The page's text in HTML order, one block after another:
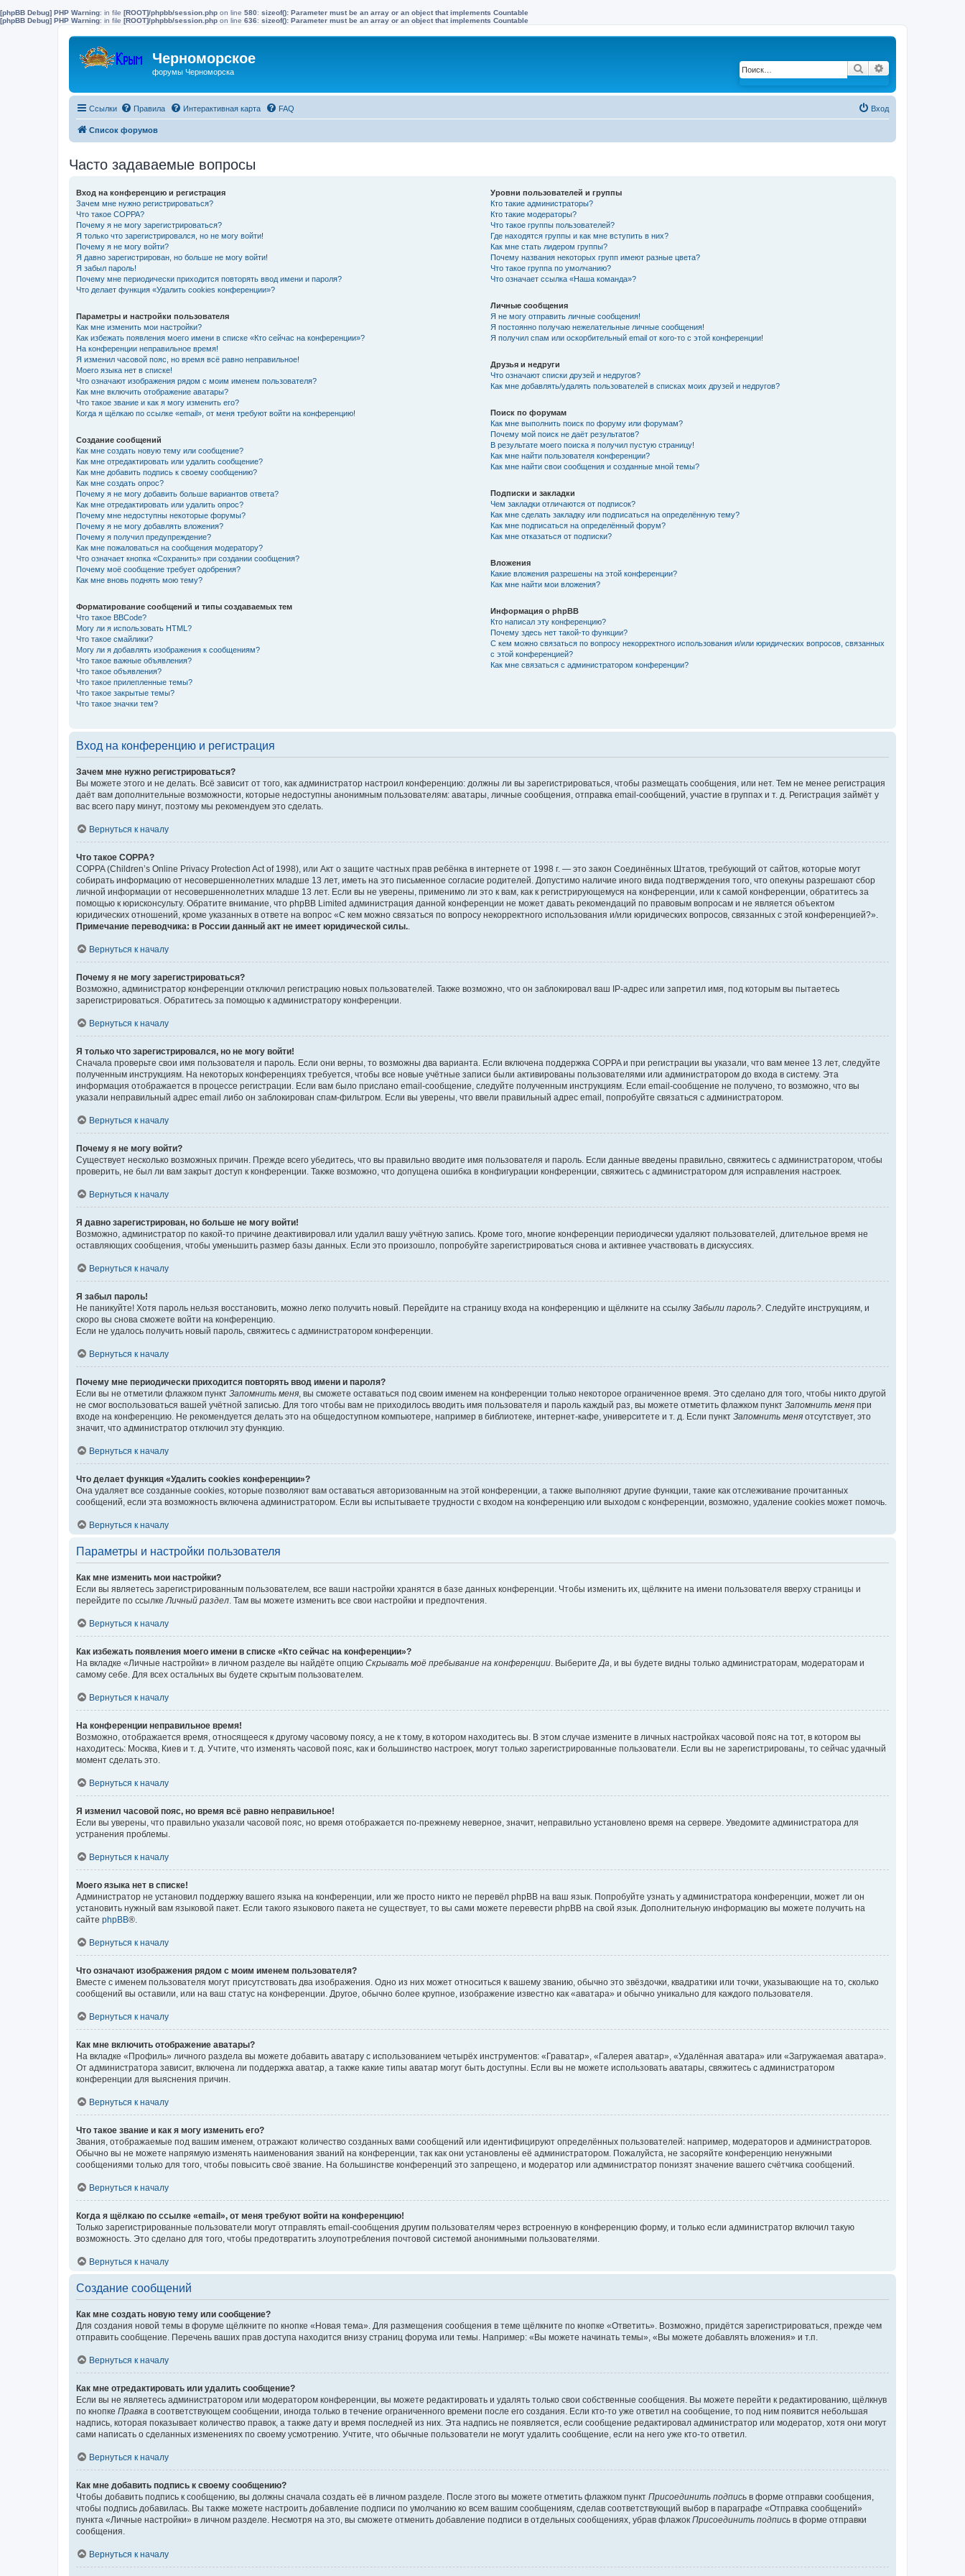
[phpBB Debug] PHP Warning: in file [ROOT]/phpbb/session.php on line 580: sizeof(): Parameter must be an array or an object that implements Countable
[phpBB Debug] PHP Warning: in file [ROOT]/phpbb/session.php on line 636: sizeof(): Parameter must be an array or an object that implements Countable
Черноморское
форумы Черноморска Поиск
Ссылки Правила Интерактивная карта FAQ Вход
Список форумов
Часто задаваемые вопросы
Вход на конференцию и регистрация
Зачем мне нужно регистрироваться?
Что такое COPPA?
Почему я не могу зарегистрироваться?
Я только что зарегистрировался, но не могу войти!
Почему я не могу войти?
Я давно зарегистрирован, но больше не могу войти!
Я забыл пароль!
Почему мне периодически приходится повторять ввод имени и пароля?
Что делает функция «Удалить cookies конференции»?
Параметры и настройки пользователя
Как мне изменить мои настройки?
Как избежать появления моего имени в списке «Кто сейчас на конференции»?
На конференции неправильное время!
Я изменил часовой пояс, но время всё равно неправильное!
Моего языка нет в списке!
Что означают изображения рядом с моим именем пользователя?
Как мне включить отображение аватары?
Что такое звание и как я могу изменить его?
Когда я щёлкаю по ссылке «email», от меня требуют войти на конференцию!
Создание сообщений
Как мне создать новую тему или сообщение?
Как мне отредактировать или удалить сообщение?
Как мне добавить подпись к своему сообщению?
Как мне создать опрос?
Почему я не могу добавить больше вариантов ответа?
Как мне отредактировать или удалить опрос?
Почему мне недоступны некоторые форумы?
Почему я не могу добавлять вложения?
Почему я получил предупреждение?
Как мне пожаловаться на сообщения модератору?
Что означает кнопка «Сохранить» при создании сообщения?
Почему моё сообщение требует одобрения?
Как мне вновь поднять мою тему?
Форматирование сообщений и типы создаваемых тем
Что такое BBCode?
Могу ли я использовать HTML?
Что такое смайлики?
Могу ли я добавлять изображения к сообщениям?
Что такое важные объявления?
Что такое объявления?
Что такое прилепленные темы?
Что такое закрытые темы?
Что такое значки тем?
Уровни пользователей и группы
Кто такие администраторы?
Кто такие модераторы?
Что такое группы пользователей?
Где находятся группы и как мне вступить в них?
Как мне стать лидером группы?
Почему названия некоторых групп имеют разные цвета?
Что такое группа по умолчанию?
Что означает ссылка «Наша команда»?
Личные сообщения
Я не могу отправить личные сообщения!
Я постоянно получаю нежелательные личные сообщения!
Я получил спам или оскорбительный email от кого-то с этой конференции!
Друзья и недруги
Что означают списки друзей и недругов?
Как мне добавлять/удалять пользователей в списках моих друзей и недругов?
Поиск по форумам
Как мне выполнить поиск по форуму или форумам?
Почему мой поиск не даёт результатов?
В результате моего поиска я получил пустую страницу!
Как мне найти пользователя конференции?
Как мне найти свои сообщения и созданные мной темы?
Подписки и закладки
Чем закладки отличаются от подписок?
Как мне сделать закладку или подписаться на определённую тему?
Как мне подписаться на определённый форум?
Как мне отказаться от подписки?
Вложения
Какие вложения разрешены на этой конференции?
Как мне найти мои вложения?
Информация о phpBB
Кто написал эту конференцию?
Почему здесь нет такой-то функции?
С кем можно связаться по вопросу некорректного использования и/или юридических вопросов, связанных
с этой конференцией?
Как мне связаться с администратором конференции?
Вход на конференцию и регистрация
Зачем мне нужно регистрироваться?
Вы можете этого и не делать. Всё зависит от того, как администратор настроил конференцию: должны ли вы зарегистрироваться, чтобы размещать сообщения, или нет. Тем не менее регистрация
даёт вам дополнительные возможности, которые недоступны анонимным пользователям: аватары, личные сообщения, отправка email-сообщений, участие в группах и т. д. Регистрация займёт у
вас всего пару минут, поэтому мы рекомендуем это сделать.
Вернуться к началу
Что такое COPPA?
COPPA (Children’s Online Privacy Protection Act of 1998), или Акт о защите частных прав ребёнка в интернете от 1998 г. — это закон Соединённых Штатов, требующий от сайтов, которые могут
собирать информацию от несовершеннолетних младше 13 лет, иметь на это письменное согласие родителей. Допустимо наличие иного вида подтверждения того, что опекуны разрешают сбор
личной информации от несовершеннолетних младше 13 лет. Если вы не уверены, применимо ли это к вам, как к регистрирующемуся на конференции, или к самой конференции, обратитесь за
помощью к юрисконсульту. Обратите внимание, что phpBB Limited администрация данной конференции не может давать рекомендаций по правовым вопросам и не является объектом
юридических отношений, кроме указанных в ответе на вопрос «С кем можно связаться по вопросу некорректного использования и/или юридических вопросов, связанных с этой конференцией?».
Примечание переводчика: в России данный акт не имеет юридической силы.
Вернуться к началу
Почему я не могу зарегистрироваться?
Возможно, администратор конференции отключил регистрацию новых пользователей. Также возможно, что он заблокировал ваш IP-адрес или запретил имя, под которым вы пытаетесь
зарегистрироваться. Обратитесь за помощью к администратору конференции.
Вернуться к началу
Я только что зарегистрировался, но не могу войти!
Сначала проверьте свои имя пользователя и пароль. Если они верны, то возможны два варианта. Если включена поддержка COPPA и при регистрации вы указали, что вам менее 13 лет, следуйте
полученным инструкциям. На некоторых конференциях требуется, чтобы все новые учётные записи были активированы пользователями или администратором до входа в систему. Эта
информация отображается в процессе регистрации. Если вам было прислано email-сообщение, следуйте полученным инструкциям. Если email-сообщение не получено, то возможно, что вы
указали неправильный адрес email либо он заблокирован спам-фильтром. Если вы уверены, что ввели правильный адрес email, попробуйте связаться с администратором.
Вернуться к началу
Почему я не могу войти?
Существует несколько возможных причин. Прежде всего убедитесь, что вы правильно вводите имя пользователя и пароль. Если данные введены правильно, свяжитесь с администратором, чтобы
проверить, не был ли вам закрыт доступ к конференции. Также возможно, что допущена ошибка в конфигурации конференции, свяжитесь с администратором для исправления настроек.
Вернуться к началу
Я давно зарегистрирован, но больше не могу войти!
Возможно, администратор по какой-то причине деактивировал или удалил вашу учётную запись. Кроме того, многие конференции периодически удаляют пользователей, длительное время не
оставляющих сообщения, чтобы уменьшить размер базы данных. Если это произошло, попробуйте зарегистрироваться снова и активнее участвовать в дискуссиях.
Вернуться к началу
Я забыл пароль!
Не паникуйте! Хотя пароль нельзя восстановить, можно легко получить новый. Перейдите на страницу входа на конференцию и щёлкните на ссылку Забыли пароль? . Следуйте инструкциям, и
скоро вы снова сможете войти на конференцию.
Если не удалось получить новый пароль, свяжитесь с администратором конференции.
Вернуться к началу
Почему мне периодически приходится повторять ввод имени и пароля?
Если вы не отметили флажком пункт Запомнить меня , вы сможете оставаться под своим именем на конференции только некоторое ограниченное время. Это сделано для того, чтобы никто другой
не смог воспользоваться вашей учётной записью. Для того чтобы вам не приходилось вводить имя пользователя и пароль каждый раз, вы можете отметить флажком пункт Запомнить меня при
входе на конференцию. Не рекомендуется делать это на общедоступном компьютере, например в библиотеке, интернет-кафе, университете и т. д. Если пункт Запомнить меня отсутствует, это
значит, что администратор отключил эту функцию.
Вернуться к началу
Что делает функция «Удалить cookies конференции»?
Она удаляет все созданные cookies, которые позволяют вам оставаться авторизованным на этой конференции, а также выполняют другие функции, такие как отслеживание прочитанных
сообщений, если эта возможность включена администратором. Если вы испытываете трудности с входом на конференцию или выходом с конференции, возможно, удаление cookies может помочь.
Вернуться к началу
Параметры и настройки пользователя
Как мне изменить мои настройки?
Если вы являетесь зарегистрированным пользователем, все ваши настройки хранятся в базе данных конференции. Чтобы изменить их, щёлкните на имени пользователя вверху страницы и
перейдите по ссылке Личный раздел . Там вы можете изменить все свои настройки и предпочтения.
Вернуться к началу
Как избежать появления моего имени в списке «Кто сейчас на конференции»?
На вкладке «Личные настройки» в личном разделе вы найдёте опцию Скрывать моё пребывание на конференции . Выберите Да , и вы будете видны только администраторам, модераторам и
самому себе. Для всех остальных вы будете скрытым пользователем.
Вернуться к началу
На конференции неправильное время!
Возможно, отображается время, относящееся к другому часовому поясу, а не к тому, в котором находитесь вы. В этом случае измените в личных настройках часовой пояс на тот, в котором вы
находитесь: Москва, Киев и т. д. Учтите, что изменять часовой пояс, как и большинство настроек, могут только зарегистрированные пользователи. Если вы не зарегистрированы, то сейчас удачный
момент сделать это.
Вернуться к началу
Я изменил часовой пояс, но время всё равно неправильное!
Если вы уверены, что правильно указали часовой пояс, но время отображается по-прежнему неверное, значит, неправильно установлено время на сервере. Уведомите администратора для
устранения проблемы.
Вернуться к началу
Моего языка нет в списке!
Администратор не установил поддержку вашего языка на конференции, или же просто никто не перевёл phpBB на ваш язык. Попробуйте узнать у администратора конференции, может ли он
установить нужный вам языковой пакет. Если такого языкового пакета не существует, то вы сами можете перевести phpBB на свой язык. Дополнительную информацию вы можете получить на
сайте phpBB®.
Вернуться к началу
Что означают изображения рядом с моим именем пользователя?
Вместе с именем пользователя могут присутствовать два изображения. Одно из них может относиться к вашему званию, обычно это звёздочки, квадратики или точки, указывающие на то, сколько
сообщений вы оставили, или на ваш статус на конференции. Другое, обычно более крупное, изображение известно как «аватара» и обычно уникально для каждого пользователя.
Вернуться к началу
Как мне включить отображение аватары?
На вкладке «Профиль» личного раздела вы можете добавить аватару с использованием четырёх инструментов: «Граватар», «Галерея аватар», «Удалённая аватара» или «Загружаемая аватара».
От администратора зависит, включена ли поддержка аватар, а также какие типы аватар могут быть доступны. Если вы не можете использовать аватары, свяжитесь с администратором
конференции для выяснения причин.
Вернуться к началу
Что такое звание и как я могу изменить его?
Звания, отображаемые под вашим именем, отражают количество созданных вами сообщений или идентифицируют определённых пользователей: например, модераторов и администраторов.
Обычно вы не можете напрямую изменять наименования званий на конференции, так как они установлены её администратором. Пожалуйста, не засоряйте конференцию ненужными
сообщениями только для того, чтобы повысить своё звание. На большинстве конференций это запрещено, и модератор или администратор понизят значение вашего счётчика сообщений.
Вернуться к началу
Когда я щёлкаю по ссылке «email», от меня требуют войти на конференцию!
Только зарегистрированные пользователи могут отправлять email-сообщения другим пользователям через встроенную в конференцию форму, и только если администратор включил такую
возможность. Это сделано для того, чтобы предотвратить злоупотребления почтовой системой анонимными пользователями.
Вернуться к началу
Создание сообщений
Как мне создать новую тему или сообщение?
Для создания новой темы в форуме щёлкните по кнопке «Новая тема». Для размещения сообщения в теме щёлкните по кнопке «Ответить». Возможно, придётся зарегистрироваться, прежде чем
отправить сообщение. Перечень ваших прав доступа находится внизу страниц форума или темы. Например: «Вы можете начинать темы», «Вы можете добавлять вложения» и т.п.
Вернуться к началу
Как мне отредактировать или удалить сообщение?
Если вы не являетесь администратором или модератором конференции, вы можете редактировать и удалять только свои собственные сообщения. Вы можете перейти к редактированию, щёлкнув
по кнопке Правка в соответствующем сообщении, иногда только в течение ограниченного времени после его создания. Если кто-то уже ответил на сообщение, то под ним появится небольшая
надпись, которая показывает количество правок, а также дату и время последней из них. Эта надпись не появляется, если сообщение редактировал администратор или модератор, хотя они могут
сами написать о сделанных изменениях по своему усмотрению. Учтите, что обычные пользователи не могут удалить сообщение, если на него уже кто-то ответил.
Вернуться к началу
Как мне добавить подпись к своему сообщению?
Чтобы добавить подпись к сообщению, вы должны сначала создать её в личном разделе. После этого вы можете отметить флажком пункт Присоединить подпись в форме отправки сообщения,
чтобы подпись добавилась. Вы также можете настроить добавление подписи по умолчанию ко всем вашим сообщениям, сделав соответствующий выбор в параграфе «Отправка сообщений»
пункта «Личные настройки» в личном разделе. Несмотря на это, вы сможете отменить добавление подписи в отдельных сообщениях, убрав флажок Присоединить подпись в форме отправки
сообщения.
Вернуться к началу